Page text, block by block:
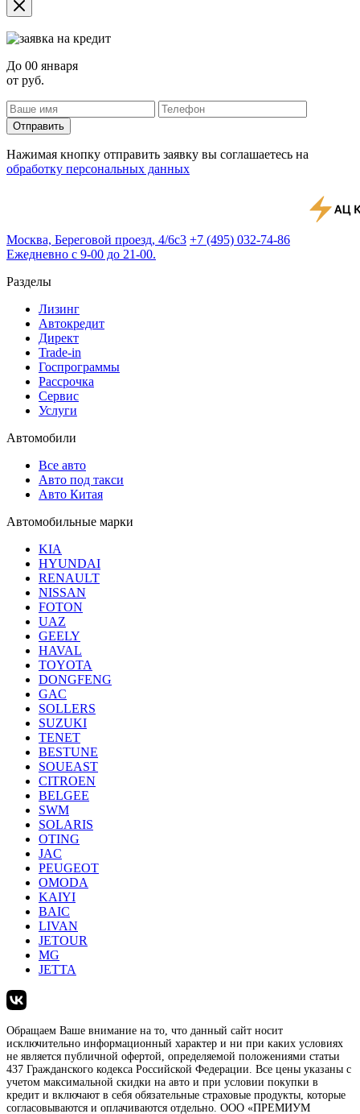
До 00 января
от руб.
Отправить
Нажимая кнопку отправить заявку вы соглашаетесь на
обработку персональных данных
Москва, Береговой проезд, 4/6с3 +7 (495) 032-74-86
Ежедневно с 9-00 до 21-00.
Разделы
Лизинг
Автокредит
Директ
Trade-in
Госпрограммы
Рассрочка
Сервис
Услуги
Автомобили
Все авто
Авто под такси
Авто Китая
Автомобильные марки
KIA
HYUNDAI
RENAULT
NISSAN
FOTON
UAZ
GEELY
HAVAL
TOYOTA
DONGFENG
GAC
SOLLERS
SUZUKI
TENET
BESTUNE
SOUEAST
CITROEN
BELGEE
SWM
SOLARIS
OTING
JAC
PEUGEOT
OMODA
KAIYI
BAIC
LIVAN
JETOUR
MG
JETTA
Обращаем Ваше внимание на то, что данный сайт носит
исключительно информационный характер и ни при каких условиях
не является публичной офертой, определяемой положениями статьи
437 Гражданского кодекса Российской Федерации. Все цены указаны с
учетом максимальной скидки на авто и при условии покупки в
кредит и включают в себя обязательные страховые продукты, которые
согласовываются и оплачиваются отдельно. ООО «ПРЕМИУМ